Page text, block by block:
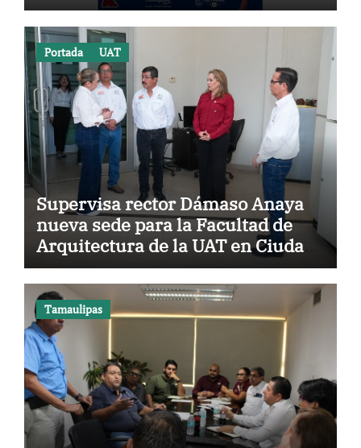
Portada UAT
Supervisa rector Dámaso Anaya
nueva sede para la Facultad de
Arquitectura de la UAT en Ciudad
Victoria
Tamaulipas